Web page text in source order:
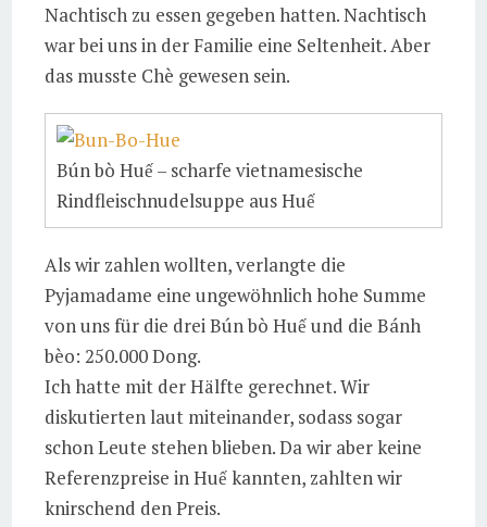
Nachtisch zu essen gegeben hatten. Nachtisch
war bei uns in der Familie eine Seltenheit. Aber
das musste Chè gewesen sein.
Bún bò Huế – scharfe vietnamesische
Rindfleischnudelsuppe aus Huế
Als wir zahlen wollten, verlangte die
Pyjamadame eine ungewöhnlich hohe Summe
von uns für die drei Bún bò Huế und die Bánh
bèo: 250.000 Dong.
Ich hatte mit der Hälfte gerechnet. Wir
diskutierten laut miteinander, sodass sogar
schon Leute stehen blieben. Da wir aber keine
Referenzpreise in Huế kannten, zahlten wir
knirschend den Preis.